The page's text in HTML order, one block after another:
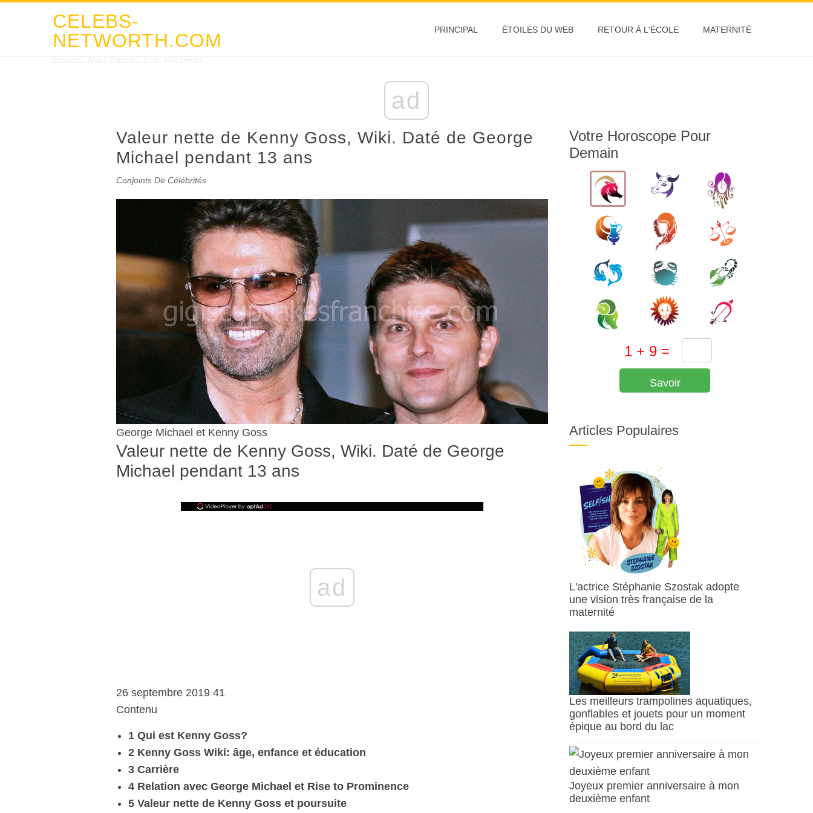
CELEBS-
NETWORTH.COM
PRINCIPAL ÉTOILES DU WEB RETOUR À L'ÉCOLE MATERNITÉ
ad
Valeur nette de Kenny Goss, Wiki. Daté de George
Michael pendant 13 ans
Conjoints De Célébrités
George Michael et Kenny Goss
Valeur nette de Kenny Goss, Wiki. Daté de George
Michael pendant 13 ans
ad
26 septembre 2019 41
Contenu
1 Qui est Kenny Goss?
2 Kenny Goss Wiki: âge, enfance et éducation
3 Carrière
4 Relation avec George Michael et Rise to Prominence
5 Valeur nette de Kenny Goss et poursuite
Votre Horoscope Pour
Demain
Savoir
Articles Populaires
L'actrice Stéphanie Szostak adopte
une vision très française de la
maternité
Les meilleurs trampolines aquatiques,
gonflables et jouets pour un moment
épique au bord du lac
Joyeux premier anniversaire à mon
deuxième enfant